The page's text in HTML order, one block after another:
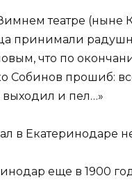
театре (ныне
принимали
что по
Собинов прошиб:
и пел…»
в Екатеринодаре
еще в 1900